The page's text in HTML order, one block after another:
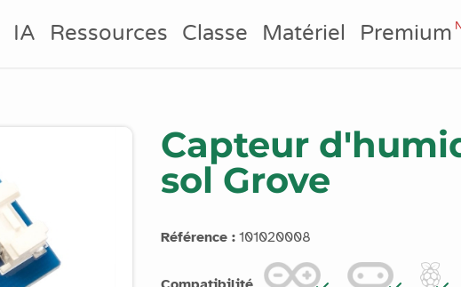
IA Ressources Classe Matériel Premium
Capteur
sol Grove
Référence : 101020008